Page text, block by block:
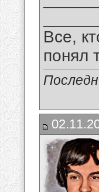
Все,
понял